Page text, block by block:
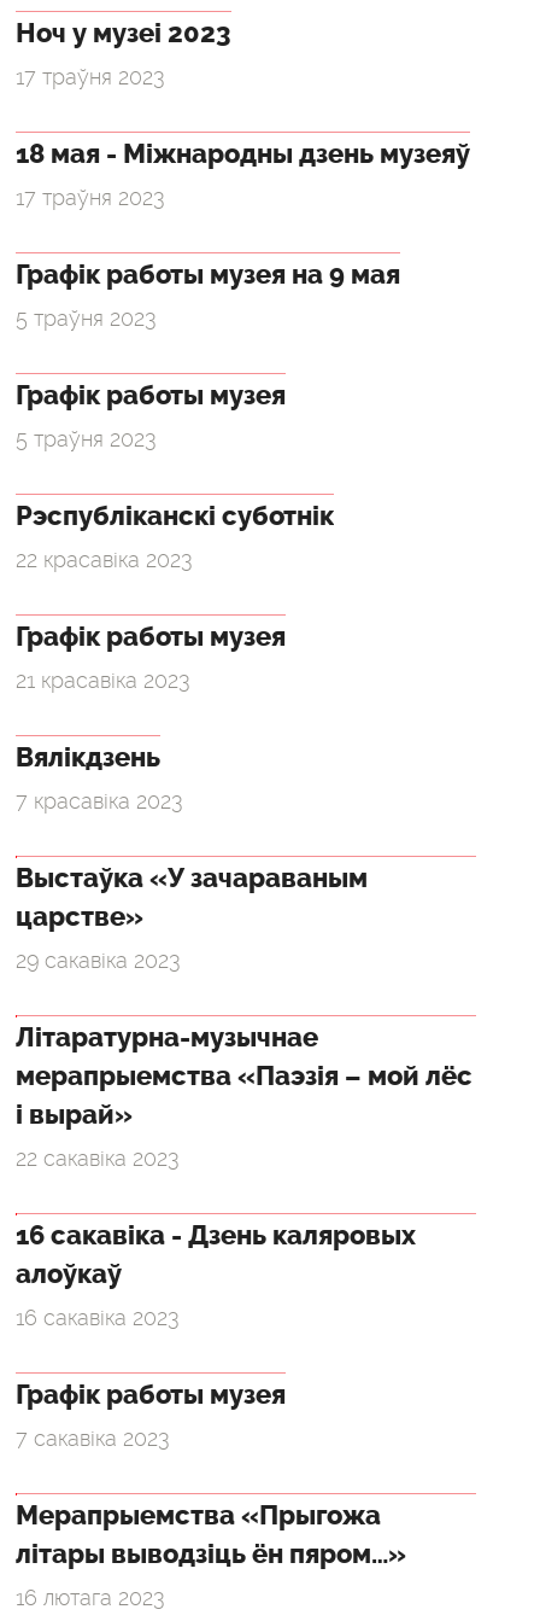
Ноч у музеі 2023
17 траўня 2023
18 мая - Міжнародны дзень музеяў
17 траўня 2023
Графік работы музея на 9 мая
5 траўня 2023
Графік работы музея
5 траўня 2023
Рэспубліканскі суботнік
22 красавіка 2023
Графік работы музея
21 красавіка 2023
Вялікдзень
7 красавіка 2023
Выстаўка «У зачараваным
царстве»
29 сакавіка 2023
Літаратурна-музычнае
мерапрыемства «Паэзія – мой лёс
і вырай»
22 сакавіка 2023
16 сакавіка - Дзень каляровых
алоўкаў
16 сакавіка 2023
Графік работы музея
7 сакавіка 2023
Мерапрыемства «Прыгожа
літары выводзіць ён пяром…»
16 лютага 2023